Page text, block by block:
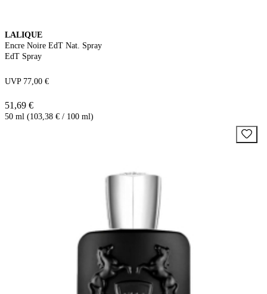
LALIQUE
Encre Noire EdT Nat. Spray
EdT Spray
UVP 77,00 €
51,69 €
50 ml (103,38 € / 100 ml)